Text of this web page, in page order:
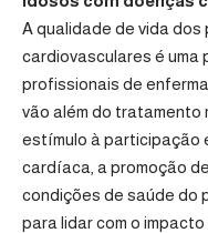
A qualidade de vida
cardiovasculares é
profissionais de
vão além do tratamento
estímulo à participação
cardíaca, a promoção
condições de saúde do
para lidar com o